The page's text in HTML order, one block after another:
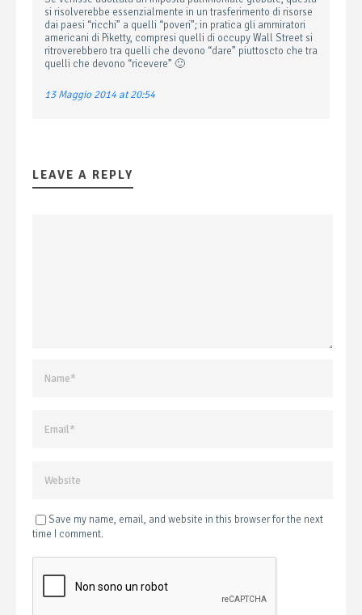
si risolverebbe essenzialmente in un trasferimento di risorse
dai paesi “ricchi” a quelli “poveri”; in pratica gli ammiratori
americani di Piketty, compresi quelli di occupy Wall Street si
ritroverebbero tra quelli che devono “dare” piuttoscto che tra
quelli che devono “ricevere” 🙂
13 Maggio 2014 at 20:54
LEAVE A REPLY
Save my name, email, and website in this browser for the next
time I comment.